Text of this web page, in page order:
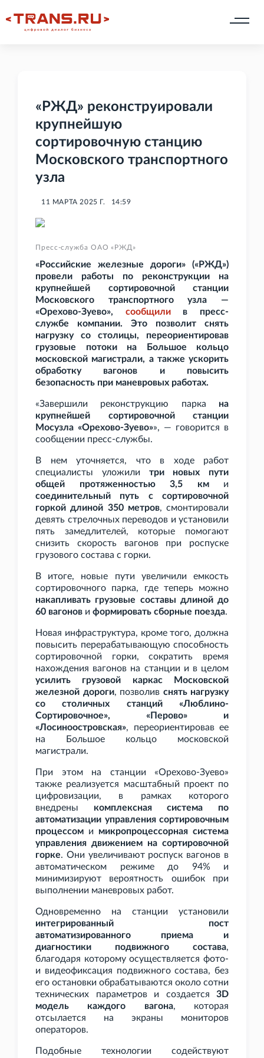
«РЖД» реконструировали
крупнейшую
сортировочную станцию
Московского транспортного
узла
11 МАРТА 2025 Г. 14:59
Пресс-служба ОАО «РЖД»
«Российские железные дороги» («РЖД»)
провели работы по реконструкции на
крупнейшей сортировочной станции
Московского транспортного узла —
«Орехово-Зуево», сообщилив пресс-
службе компании. Это позволит снять
нагрузку со столицы, переориентировав
грузовые потоки на Большое кольцо
московской магистрали, а также ускорить
обработку вагонов и повысить
безопасность при маневровых работах.
«Завершили реконструкцию парка на
крупнейшей сортировочной станции
Мосузла «Орехово-Зуево»», — говорится в
сообщении пресс-службы.
В нем уточняется, что в ходе работ
специалисты уложили три новых пути
общей протяженностью 3,5
кми
соединительный путь с сортировочной
горкой длиной 350 метров, смонтировали
девять стрелочных переводов и установили
пять замедлителей, которые помогают
снизить скорость вагонов при роспуске
грузового состава с горки.
В итоге, новые пути увеличили емкость
сортировочного парка, где теперь можно
накапливать грузовые составы длиной до
60 вагонов и формировать сборные поезда.
Новая инфраструктура, кроме того, должна
повысить перерабатывающую способность
сортировочной горки, сократить время
нахождения вагонов на станции и в целом
усилить грузовой каркас Московской
железной дороги, позволив снять нагрузку
со столичных станций «Люблино-
Сортировочное», «Перово» и
«Лосиноостровская», переориентировав ее
на Большое кольцо московской
магистрали.
При этом на станции «Орехово-Зуево»
также реализуется масштабный проект по
цифровизации, в рамках которого
внедрены комплексная система по
автоматизации управления сортировочным
процессом и микропроцессорная система
управления движением на сортировочной
горке. Они увеличивают роспуск вагонов в
автоматическом режиме до 94% и
минимизируют вероятность ошибок при
выполнении маневровых работ.
Одновременно на станции установили
интегрированный пост
автоматизированного приема и
диагностики подвижного состава,
благодаря которому осуществляется фото-
и видеофиксация подвижного состава, без
его остановки обрабатываются около сотни
технических параметров и создается 3D
модель каждого вагона, которая
отсылается на экраны мониторов
операторов.
Подобные технологии содействуют